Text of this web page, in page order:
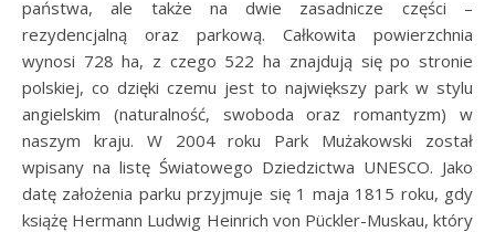
państwa, ale także na dwie zasadnicze części –
rezydencjalną oraz parkową. Całkowita powierzchnia
wynosi 728 ha, z czego 522 ha znajdują się po stronie
polskiej, co dzięki czemu jest to największy park w stylu
angielskim (naturalność, swoboda oraz romantyzm) w
naszym kraju. W 2004 roku Park Mużakowski został
wpisany na listę Światowego Dziedzictwa UNESCO. Jako
datę założenia parku przyjmuje się 1 maja 1815 roku, gdy
książę Hermann Ludwig Heinrich von Pückler-Muskau, który